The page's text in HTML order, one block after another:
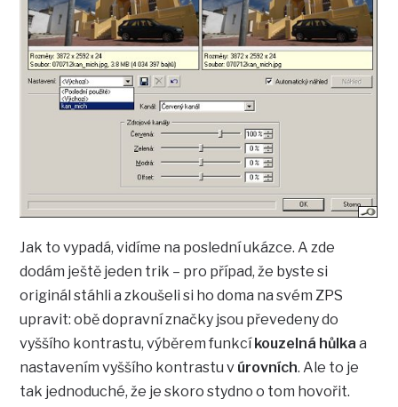
Jak to vypadá, vidíme na poslední ukázce. A zde
dodám ještě jeden trik – pro případ, že byste si
originál stáhli a zkoušeli si ho doma na svém ZPS
upravit: obě dopravní značky jsou převedeny do
vyššího kontrastu, výběrem funkcí kouzelná hůlka a
nastavením vyššího kontrastu v úrovních. Ale to je
tak jednoduché, že je skoro stydno o tom hovořit.